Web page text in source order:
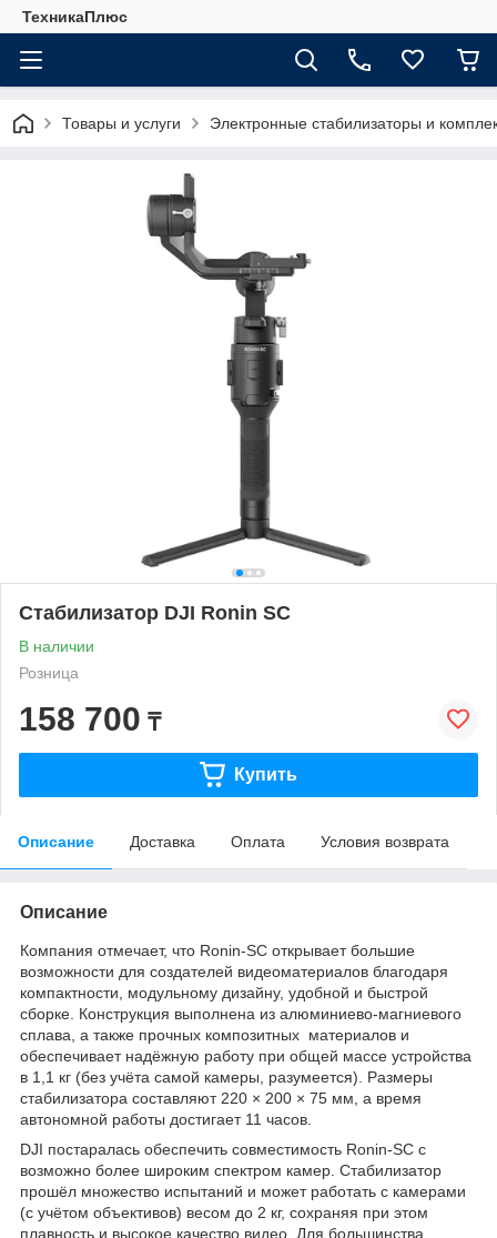
ТехникаПлюс
Товары и услуги Электронные стабилизаторы и
Стабилизатор DJI Ronin SC
В наличии
Розница
158 700 ₸
Купить
Описание Доставка Оплата Условия возврата
Описание
Компания отмечает, что Ronin-SC открывает большие
возможности для создателей видеоматериалов благодаря
компактности, модульному дизайну, удобной и быстрой
сборке. Конструкция выполнена из алюминиево-магниевого
сплава, а также прочных композитных материалов и
обеспечивает надёжную работу при общей массе устройства
в 1,1 кг (без учёта самой камеры, разумеется). Размеры
стабилизатора составляют 220 × 200 × 75 мм, а время
автономной работы достигает 11 часов.
DJI постаралась обеспечить совместимость Ronin-SC с
возможно более широким спектром камер. Стабилизатор
прошёл множество испытаний и может работать с камерами
(с учётом объективов) весом до 2 кг, сохраняя при этом
плавность и высокое качество видео. Для большинства